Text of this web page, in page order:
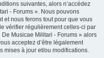
suivantes, alors n’accédez
- Forums ». Nous pouvons
et nous ferons tout pour que vous
vérifier régulièrement celles-ci par
Musicae Militari - Forums » alors
acceptez d’être légalement
mises à jour et/ou modifications.